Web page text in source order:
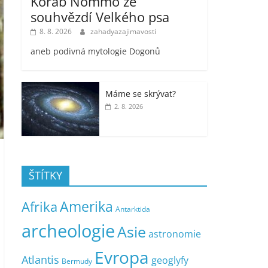
souhvězdí Velkého psa
8. 8. 2026 zahadyazajimavosti
aneb podivná mytologie Dogonů
Máme se skrývat?
2. 8. 2026
ŠTÍTKY
AfrikaAmerika Antarktida
archeologieAsie astronomie
Atlantis Bermudy Evropa geoglyfy